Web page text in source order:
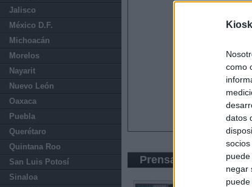
como
datos
negar
Jalisco
México D.F.
Michoacán
Morelos
Nayarit
Nuevo León
Oaxaca
Puebla
Querétaro
Quintana Roo
San Luis Potosí
Sinaloa
Prensa Económica